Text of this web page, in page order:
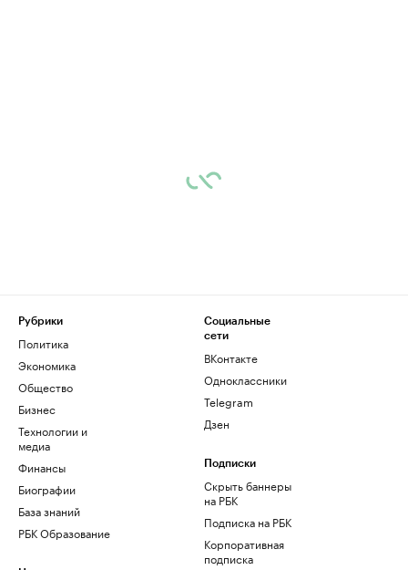
Рубрики
Политика
Экономика
Общество
Бизнес
Технологии и
медиа
Финансы
Биографии
База знаний
РБК Образование
Социальные
сети
ВКонтакте
Одноклассники
Telegram
Дзен
Подписки
Скрыть баннеры
на РБК
Подписка на РБК
Корпоративная
подписка